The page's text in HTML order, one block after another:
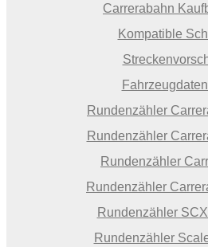
Carrerabahn
Kompatible
Rundenzähler
Rundenzähler
Rundenzähler
Rundenzähler
Rundenzähler
Rundenzähler